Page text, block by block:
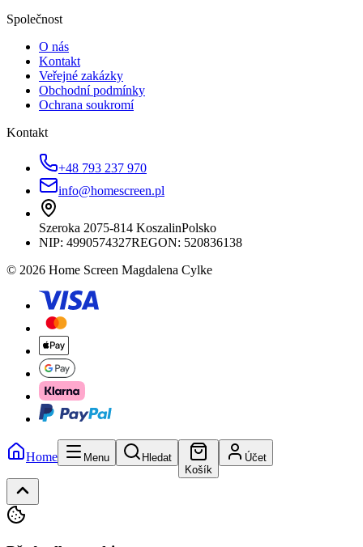
Společnost
O nás
Kontakt
Veřejné zakázky
Obchodní podmínky
Ochrana soukromí
Kontakt
+48 793 237 970
info@homescreen.pl
Szeroka 2075-814 KoszalinPolsko
NIP: 4990574327REGON: 520836138
© 2026 Home Screen Magdalena Cylke
Home Menu
Hledat
Košík
Účet